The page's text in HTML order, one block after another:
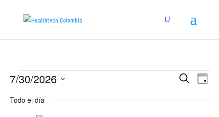
Eventos
julio
Buscar
de
Día
7/30/2026
fecha.
Todo el día